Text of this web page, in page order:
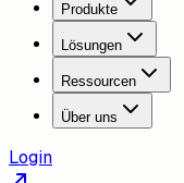
Produkte
Lösungen
Ressourcen
Über uns
Login